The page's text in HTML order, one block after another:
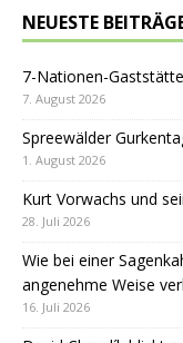
NEUESTE
7-Nationen-
7. August 2026
Spreewälder
1. August 2026
Kurt Vorwachs und
28. Juli 2026
Wie bei einer
angenehme Weise
16. Juli 2026